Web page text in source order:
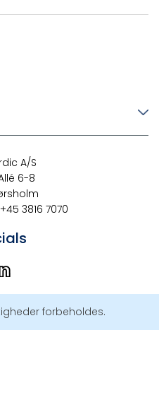
A/S
6-8
3816 7070
forbeholdes.